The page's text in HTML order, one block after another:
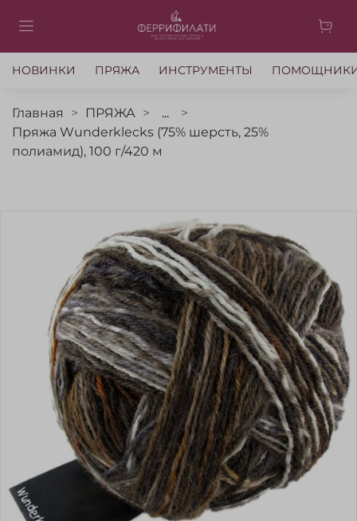
НОВИНКИ ПРЯЖА ИНСТРУМЕНТЫ
Главная ПРЯЖА
...
Пряжа Wunderklecks (75% шерсть, 25%
полиамид), 100 г/420 м